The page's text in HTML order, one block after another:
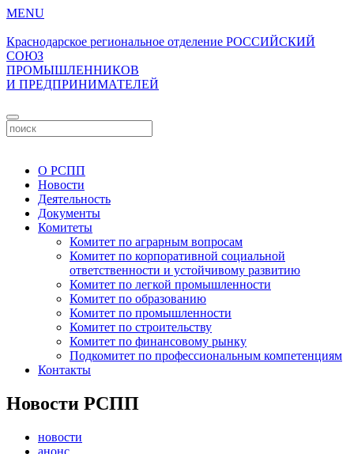
MENU
Краснодарское региональное отделение РОССИЙСКИЙ
СОЮЗ
ПРОМЫШЛЕННИКОВ
И ПРЕДПРИНИМАТЕЛЕЙ
О РСПП
Новости
Деятельность
Документы
Комитеты
Комитет по аграрным вопросам
Комитет по корпоративной социальной
ответственности и устойчивому развитию
Комитет по легкой промышленности
Комитет по образованию
Комитет по промышленности
Комитет по строительству
Комитет по финансовому рынку
Подкомитет по профессиональным компетенциям
Контакты
Новости РСПП
новости
анонс